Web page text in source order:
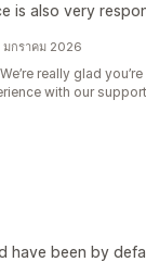
is also very
มกราคม 2026
really glad
with our support
have been by